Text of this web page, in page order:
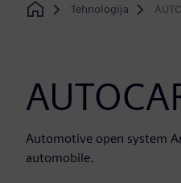
Home
Tehnologija
Automotive open system
automobile.